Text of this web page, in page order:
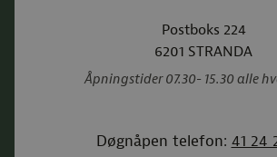
Postboks 224
6201 STRANDA
Åpningstider 07.30- 15.30 alle
Døgnåpen telefon: 41 24